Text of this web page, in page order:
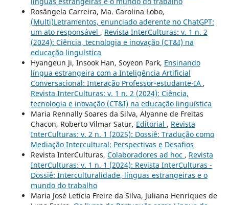
Rosângela Carreira, Ma. Carolina Lobo,
(Multi)Letramentos, enunciado aderente no ChatGPT:
um ato responsável , Revista InterCulturas: v. 1 n. 2
(2024): Ciência, tecnologia e inovação (CT&I) na
educação linguística
Hyangeun Ji, Insook Han, Soyeon Park, Ensinando
língua estrangeira com a Inteligência Artificial
Conversacional: Interação Professor-estudante-IA ,
Revista InterCulturas: v. 1 n. 2 (2024): Ciência,
tecnologia e inovação (CT&I) na educação linguística
Maria Rennally Soares da Silva, Alyanne de Freitas
Chacon, Roberto Vilmar Satur, Editorial , Revista
InterCulturas: v. 2 n. 1 (2025): Dossiê: Tradução como
Mediação Intercultural: Perspectivas e Desafios
Revista InterCulturas, Colaboradores ad hoc , Revista
InterCulturas: v. 1 n. 1 (2024): Revista InterCulturas -
Dossiê: Interculturalidade, línguas estrangeiras e o
mundo do trabalho
Maria José Letícia Freire da Silva, Juliana Henriques de